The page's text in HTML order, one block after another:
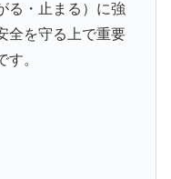
る・止まる）に強
全を守る上で重要
。